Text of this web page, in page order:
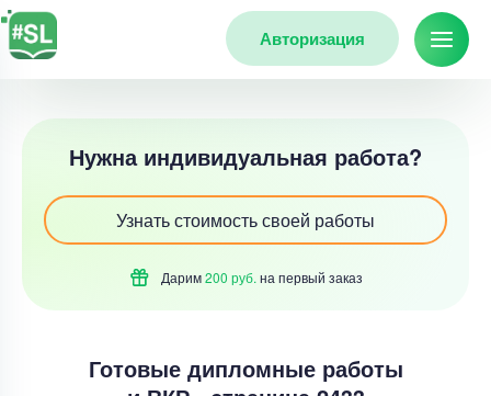
Авторизация
Нужна индивидуальная работа?
Узнать стоимость своей работы
Дарим200 руб. на первый заказ
Готовые дипломные работы